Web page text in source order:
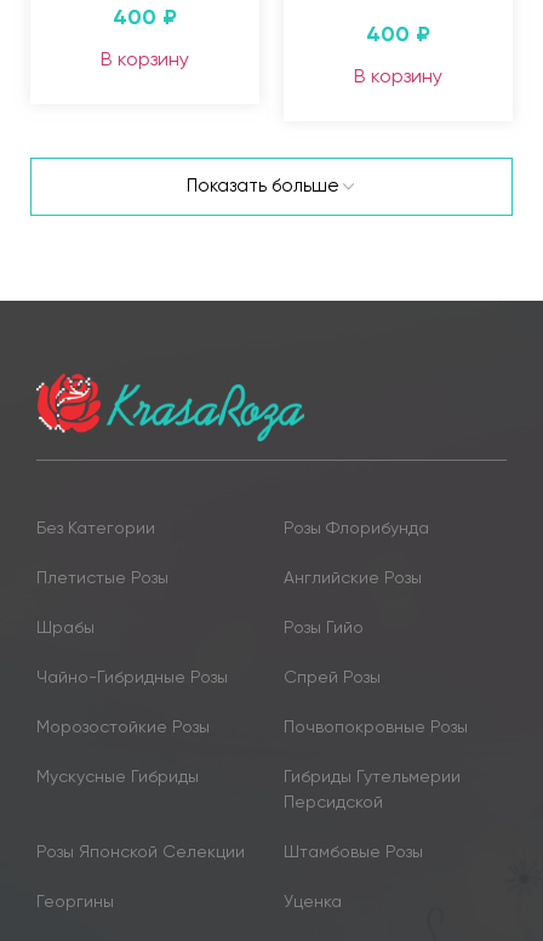
400 ₽
В корзину
400 ₽
В корзину
Показать больше
Без Категории Розы Флорибунда
Плетистые Розы Английские Розы
Шрабы Розы Гийо
Чайно-Гибридные Розы Спрей Розы
Морозостойкие Розы Почвопокровные Розы
Мускусные Гибриды
Гибриды Гутельмерии
Персидской
Розы Японской Селекции Штамбовые Розы
Георгины Уценка